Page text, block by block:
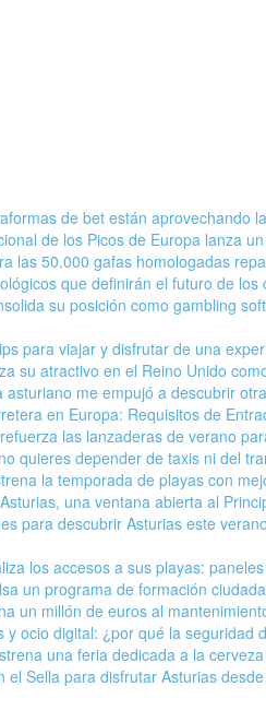
de bet están aprovechando
de los Picos de Europa lanza
las 50.000 gafas homologadas
que definirán el futuro de los
su posición como gambling
para viajar y disfrutar de una
su atractivo en el Reino Unido
asturiano me empujó a descubrir
en Europa: Requisitos de
las lanzaderas de verano
quieres depender de taxis ni del
la temporada de playas con
una ventana abierta al
para descubrir Asturias este
los accesos a sus playas:
un programa de formación
un millón de euros al
y ocio digital: ¿por qué la seguridad
una feria dedicada a la
el Sella para disfrutar Asturias